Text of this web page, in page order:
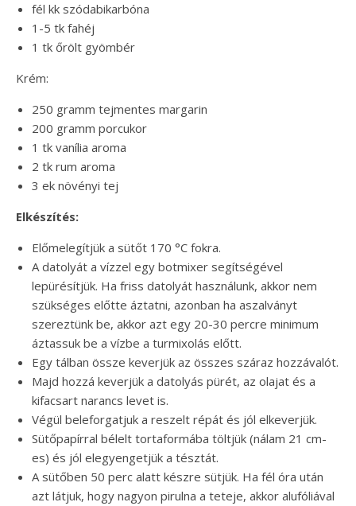
fél kk szódabikarbóna
1-5 tk fahéj
1 tk őrölt gyömbér
Krém:
250 gramm tejmentes margarin
200 gramm porcukor
1 tk vanília aroma
2 tk rum aroma
3 ek növényi tej
Elkészítés:
Előmelegítjük a sütőt 170 °C fokra.
A datolyát a vízzel egy botmixer segítségével
lepürésítjük. Ha friss datolyát használunk, akkor nem
szükséges előtte áztatni, azonban ha aszalványt
szereztünk be, akkor azt egy 20-30 percre minimum
áztassuk be a vízbe a turmixolás előtt.
Egy tálban össze keverjük az összes száraz hozzávalót.
Majd hozzá keverjük a datolyás pürét, az olajat és a
kifacsart narancs levet is.
Végül beleforgatjuk a reszelt répát és jól elkeverjük.
Sütőpapírral bélelt tortaformába töltjük (nálam 21 cm-
es) és jól elegyengetjük a tésztát.
A sütőben 50 perc alatt készre sütjük. Ha fél óra után
azt látjuk, hogy nagyon pirulna a teteje, akkor alufóliával